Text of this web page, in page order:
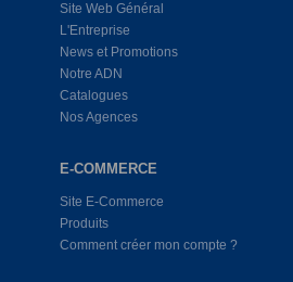
Site Web Général
L'Entreprise
News et Promotions
Notre ADN
Catalogues
Nos Agences
E-COMMERCE
Site E-Commerce
Produits
Comment créer mon compte ?